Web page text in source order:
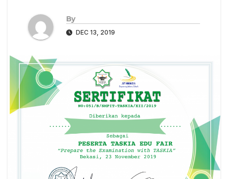
By
DEC 13, 2019